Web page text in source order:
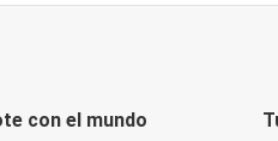
con el mundo